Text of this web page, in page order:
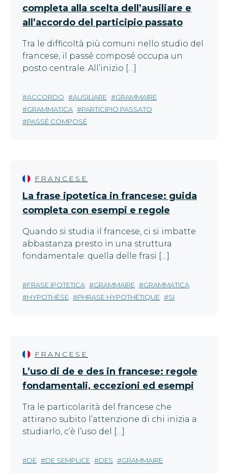
completa alla scelta dell’ausiliare e
all’accordo del participio passato
Tra le difficoltà più comuni nello studio del
francese, il passé composé occupa un
posto centrale. All’inizio […]
ACCORDO AUSILIARE
GRAMMAIRE
GRAMMATICA
PARTICIPIO PASSATO
PASSÉ COMPOSÉ
FRANCESE
La frase ipotetica in francese: guida
completa con esempi e regole
Quando si studia il francese, ci si imbatte
abbastanza presto in una struttura
fondamentale: quella delle frasi […]
FRASE IPOTETICA GRAMMAIRE
GRAMMATICA
HYPOTHÈSE
PHRASE HYPOTHÉTIQUE SI
FRANCESE
L’uso di de e des in francese: regole
fondamentali, eccezioni ed esempi
Tra le particolarità del francese che
attirano subito l’attenzione di chi inizia a
studiarlo, c’è l’uso del […]
DE DE SEMPLICE DES GRAMMAIRE